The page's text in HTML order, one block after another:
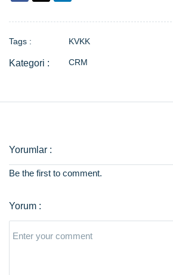
Tags : KVKK
CRM
Be the first to comment.